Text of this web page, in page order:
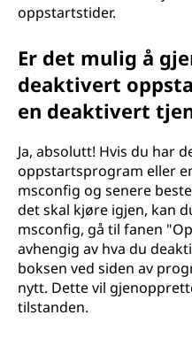
oppstartstider.
Er det mulig å
deaktivert
en deaktivert
Ja, absolutt! Hvis du har
oppstartsprogram eller
msconfig og senere
det skal kjøre igjen, kan
msconfig, gå til fanen
avhengig av hva du
boksen ved siden av
nytt. Dette vil
tilstanden.